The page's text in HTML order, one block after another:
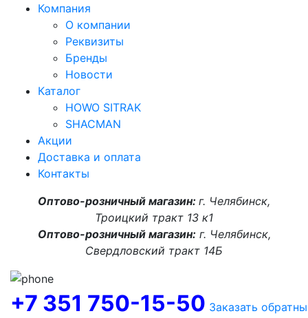
Компания
О компании
Реквизиты
Бренды
Новости
Каталог
HOWO SITRAK
SHACMAN
Акции
Доставка и оплата
Контакты
Оптово-розничный магазин: г. Челябинск,
Троицкий тракт 13 к1
Оптово-розничный магазин:г. Челябинск,
Свердловский тракт 14Б
+7 351 750-15-50 Заказать